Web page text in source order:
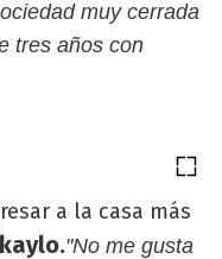
muy cerrada
tres años con
a la casa más
"No me gusta